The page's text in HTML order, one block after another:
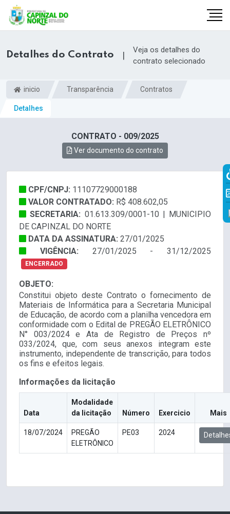
Detalhes do Contrato |
Veja os detalhes do
contrato selecionado
inicio Transparência Contratos
Detalhes
CONTRATO - 009/2025
Ver documento do contrato
CPF/CNPJ: 11107729000188
VALOR CONTRATADO: R$ 408.602,05
SECRETARIA: 01.613.309/0001-10 | MUNICIPIO
DE CAPINZAL DO NORTE
DATA DA ASSINATURA: 27/01/2025
VIGÊNCIA: 27/01/2025 - 31/12/2025
ENCERRADO
OBJETO:
Constitui objeto deste Contrato o fornecimento de
Materiais de Informática para a Secretaria Municipal
de Educação, de acordo com a planilha vencedora em
conformidade com o Edital de PREGÃO ELETRÔNICO
N° 003/2024 e Ata de Registro de Preços nº
033/2024, que, com seus anexos integram este
instrumento, independente de transcrição, para todos
os fins e efeitos legais.
Informações da licitação
Data
Modalidade
da licitação
Número Exercicio Mais
18/07/2024
PREGÃO
ELETRÔNICO
PE03 2024